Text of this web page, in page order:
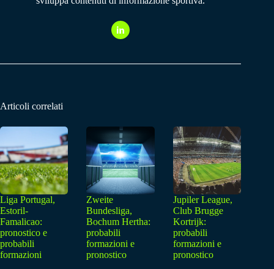
Articoli correlati
Liga Portugal,
Estoril-
Famalicao:
pronostico e
probabili
formazioni
Zweite
Bundesliga,
Bochum Hertha:
probabili
formazioni e
pronostico
Jupiler League,
Club Brugge
Kortrijk:
probabili
formazioni e
pronostico